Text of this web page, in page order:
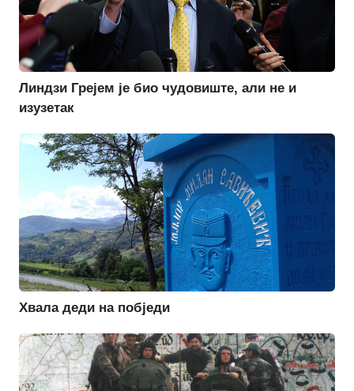
Линдзи Грејем је био чудовиште, али не и
изузетак
Хвала деди на побједи